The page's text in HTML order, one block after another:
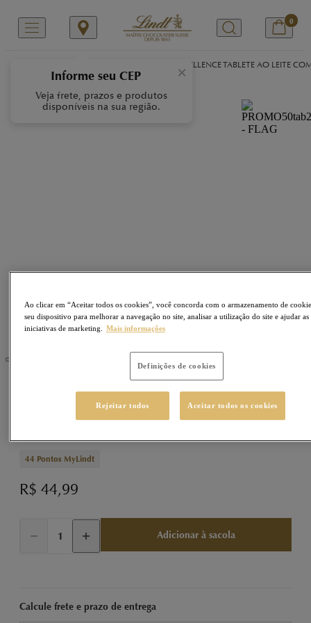
×
Informe seu CEP
Veja frete, prazos e produtos
disponíveis na sua região.
0
EXCELLENCE TABLETE AO LEITE
EXCELLENCE Sku430001
EXCELLENCE Tablete ao Leite com Flor de Sal e
44 Pontos MyLindt
R$ 44,99
Adicionar à sacola
Calcule frete e prazo de entrega
Ao clicar em “Aceitar todos os cookies”, você concorda com o armazenamento de
seu dispositivo para melhorar a navegação no site, analisar a utilização do site e ajudar as
iniciativas de marketing.
Mais informações
Definições de cookies
Rejeitar todos Aceitar todos os cookies